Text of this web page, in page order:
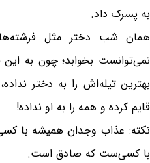
به پسرک داد.
همان شب دختر مثل
نمی‌توانست بخوابد؛ چون به
بهترین تیله‌اش را به دختر
قایم کرده و همه را به او نداده!
نکته: عذاب وجدان همیشه با
با کسی‌ست که صادق است.